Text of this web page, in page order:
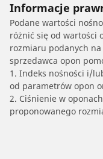
Informacje
Podane wartości
różnić się od wartości
rozmiaru podanych
sprzedawca opon
1. Indeks nośności i/
od parametrów opon
2. Ciśnienie w
proponowanego